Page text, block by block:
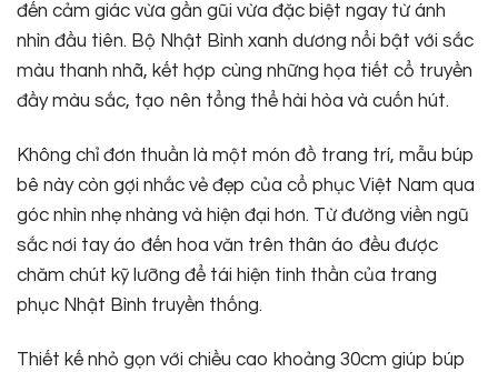
đến cảm giác vừa gần gũi vừa đặc biệt ngay từ ánh
nhìn đầu tiên. Bộ Nhật Bình xanh dương nổi bật với sắc
màu thanh nhã, kết hợp cùng những họa tiết cổ truyền
đầy màu sắc, tạo nên tổng thể hài hòa và cuốn hút.
Không chỉ đơn thuần là một món đồ trang trí, mẫu búp
bê này còn gợi nhắc vẻ đẹp của cổ phục Việt Nam qua
góc nhìn nhẹ nhàng và hiện đại hơn. Từ đường viền ngũ
sắc nơi tay áo đến hoa văn trên thân áo đều được
chăm chút kỹ lưỡng để tái hiện tinh thần của trang
phục Nhật Bình truyền thống.
Thiết kế nhỏ gọn với chiều cao khoảng 30cm giúp búp